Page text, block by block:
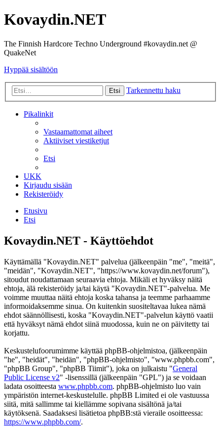
Kovaydin.NET
The Finnish Hardcore Techno Underground #kovaydin.net @
QuakeNet
Hyppää sisältöön
Etsi Tarkennettu haku
Pikalinkit
Vastaamattomat aiheet
Aktiiviset viestiketjut
Etsi
UKK
Kirjaudu sisään
Rekisteröidy
Etusivu
Etsi
Kovaydin.NET - Käyttöehdot
Käyttämällä "Kovaydin.NET" palvelua (jälkeenpäin "me", "meitä",
"meidän", "Kovaydin.NET", "https://www.kovaydin.net/forum"),
sitoudut noudattamaan seuraavia ehtoja. Mikäli et hyväksy näitä
ehtoja, älä rekisteröidy ja/tai käytä "Kovaydin.NET"-palvelua. Me
voimme muuttaa näitä ehtoja koska tahansa ja teemme parhaamme
informoidaksemme sinua. On kuitenkin suositeltavaa lukea nämä
ehdot säännöllisesti, koska "Kovaydin.NET"-palvelun käyttö vaatii
että hyväksyt nämä ehdot siinä muodossa, kuin ne on päivitetty tai
korjattu.
Keskustelufoorumimme käyttää phpBB-ohjelmistoa, (jälkeenpäin
"he", "heidät", "heidän", "phpBB-ohjelmisto", "www.phpbb.com",
"phpBB Group", "phpBB Tiimit"), joka on julkaistu "General
Public License v2" -lisenssillä (jälkeenpäin "GPL") ja se voidaan
ladata osoitteesta www.phpbb.com. phpBB-ohjelmisto luo vain
ympäristön internet-keskustelulle. phpBB Limited ei ole vastuussa
siitä, mitä sallimme tai kiellämme sopivana sisältönä ja/tai
käytöksenä. Saadaksesi lisätietoa phpBB:stä vieraile osoitteessa:
https://www.phpbb.com/.